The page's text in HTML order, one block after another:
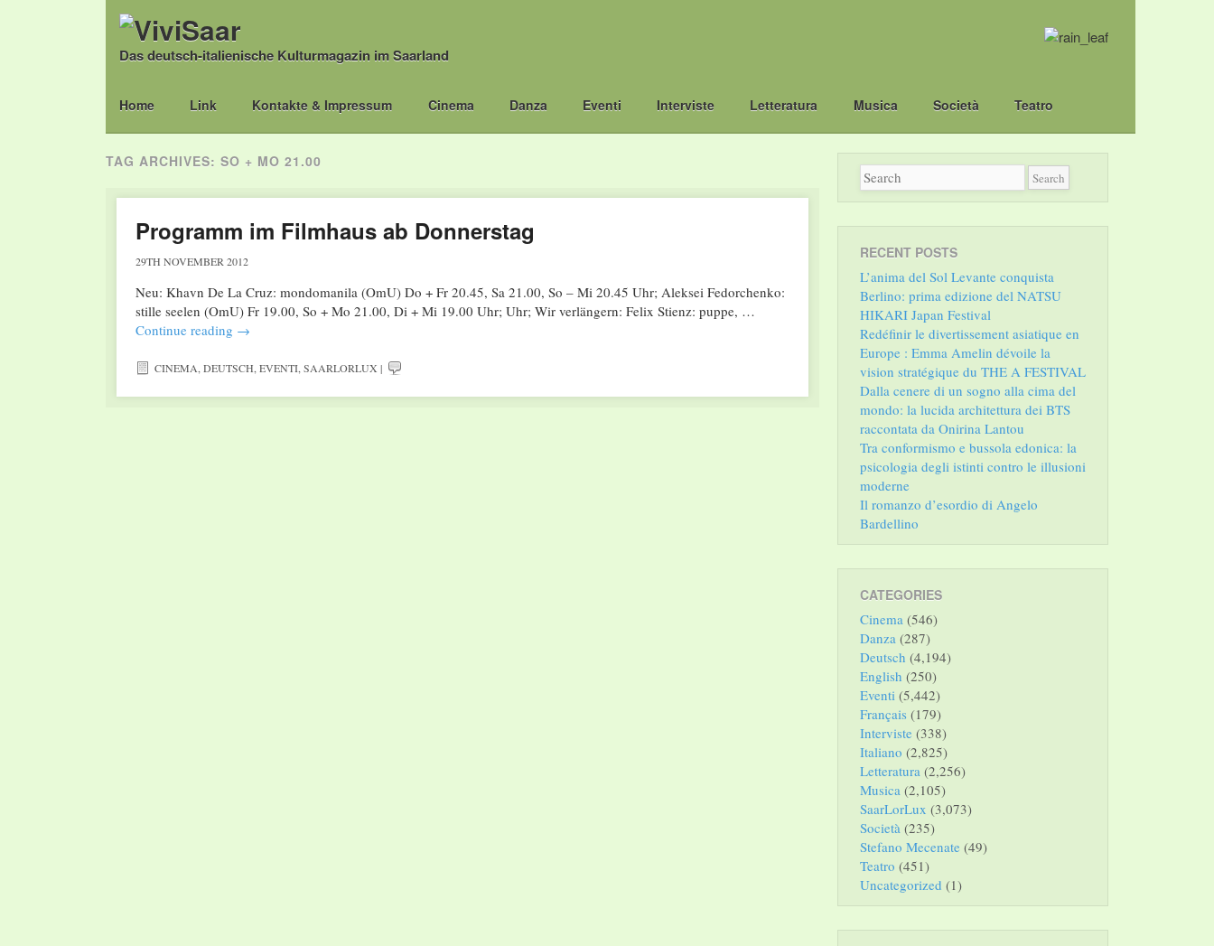
Das deutsch-italienische Kulturmagazin im Saarland
Main menu
Skip
Home Link Kontakte & Impressum Cinema Danza Eventi Interviste Letteratura Musica Società Teatro
TAG ARCHIVES: SO + MO 21.00
Programm im Filmhaus ab Donnerstag
29TH NOVEMBER 2012
Neu: Khavn De La Cruz: mondomanila (OmU) Do + Fr 20.45, Sa 21.00, So – Mi 20.45 Uhr; Aleksei Fedorchenko:
stille seelen (OmU) Fr 19.00, So + Mo 21.00, Di + Mi 19.00 Uhr; Uhr; Wir verlängern: Felix Stienz: puppe, …
Continue reading →
CINEMA,DEUTSCH,EVENTI,SAARLORLUX |
RECENT POSTS
L’anima del Sol Levante conquista
Berlino: prima edizione del NATSU
HIKARI Japan Festival
Redéfinir le divertissement asiatique en
Europe : Emma Amelin dévoile la
vision stratégique du THE A FESTIVAL
Dalla cenere di un sogno alla cima del
mondo: la lucida architettura dei BTS
raccontata da Onirina Lantou
Tra conformismo e bussola edonica: la
psicologia degli istinti contro le illusioni
moderne
Il romanzo d’esordio di Angelo
Bardellino
CATEGORIES
Cinema (546)
Danza (287)
Deutsch (4,194)
English (250)
Eventi (5,442)
Français (179)
Interviste (338)
Italiano (2,825)
Letteratura (2,256)
Musica (2,105)
SaarLorLux (3,073)
Società (235)
Stefano Mecenate (49)
Teatro (451)
Uncategorized (1)